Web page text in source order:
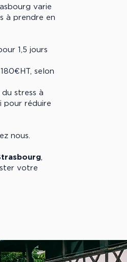
varie
à prendre en
1,5 jours
selon
stress à
pour réduire
nous.
votre